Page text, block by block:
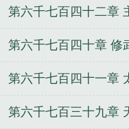
真武神楚枫无弹窗免
神 楚枫章节目录
修
蜜蜂 修真武神楚枫
趣阁免费阅读
修真
第六千七百四十二章
第六千七百四十章 修
第六千七百四十一章
第六千七百三十九章